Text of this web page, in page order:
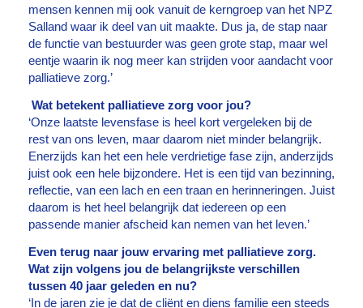
mensen kennen mij ook vanuit de kerngroep van het NPZ
Salland waar ik deel van uit maakte. Dus ja, de stap naar
de functie van bestuurder was geen grote stap, maar wel
eentje waarin ik nog meer kan strijden voor aandacht voor
palliatieve zorg.’
Wat betekent palliatieve zorg voor jou?
‘Onze laatste levensfase is heel kort vergeleken bij de
rest van ons leven, maar daarom niet minder belangrijk.
Enerzijds kan het een hele verdrietige fase zijn, anderzijds
juist ook een hele bijzondere. Het is een tijd van bezinning,
reflectie, van een lach en een traan en herinneringen. Juist
daarom is het heel belangrijk dat iedereen op een
passende manier afscheid kan nemen van het leven.’
Even terug naar jouw ervaring met palliatieve zorg.
Wat zijn volgens jou de belangrijkste verschillen
tussen 40 jaar geleden en nu?
‘In de jaren zie je dat de cliënt en diens familie een steeds